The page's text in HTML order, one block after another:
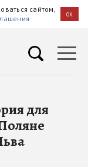
сайтом,
OK
для